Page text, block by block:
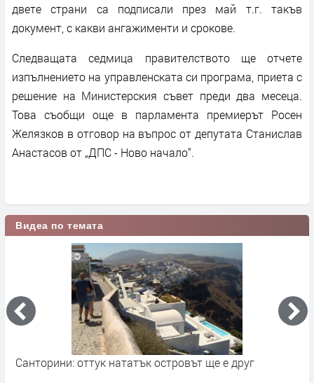
двете страни са подписали през май т.г. такъв
документ, с какви ангажименти и срокове.
Следващата седмица правителството ще отчете
изпълнението на управленската си програма, приета с
решение на Министерския съвет преди два месеца.
Това съобщи още в парламента премиерът Росен
Желязков в отговор на въпрос от депутата Станислав
Анастасов от „ДПС - Ново начало“.
Видеа по темата
Санторини: оттук нататък островът ще е друг